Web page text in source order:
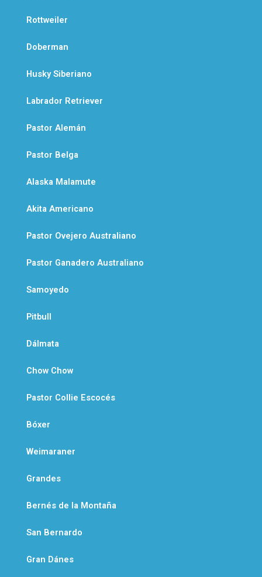
Rottweiler
Doberman
Husky Siberiano
Labrador Retriever
Pastor Alemán
Pastor Belga
Alaska Malamute
Akita Americano
Pastor Ovejero Australiano
Pastor Ganadero Australiano
Samoyedo
Pitbull
Dálmata
Chow Chow
Pastor Collie Escocés
Bóxer
Weimaraner
Grandes
Bernés de la Montaña
San Bernardo
Gran Dánes